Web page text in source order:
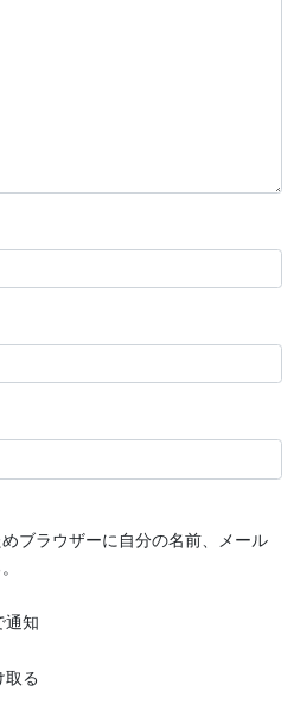
ブラウザーに自分の名前、メール
通知
取る